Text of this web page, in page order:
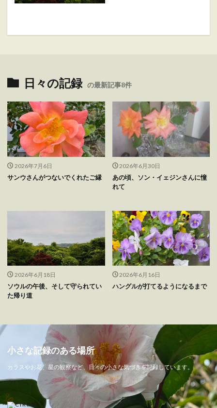
日々の記録 の最新記事8件
2026年7月6日
サンウさんがつないでくれたご縁
2026年6月30日
あの頃、ソン・イェジンさんに憧
れて
2026年6月18日
ソウルの午後、そして守られてい
た帰り道
2026年6月16日
ハングルが打てるようになるまで
小さな記録のある場所
カラスやお花、星の観察など、日々の小さな気づきを記録しています。